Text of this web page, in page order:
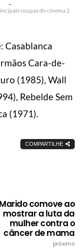
roupas do cinema 2
Casablanca
Cara-de-
(1985), Wall
Rebelde Sem
(1971).
COMPARTILHE
Marido comove ao
mostrar a luta da
mulher contra o
câncer de mama
próximo